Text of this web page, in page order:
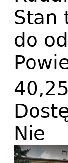
Stan
do
Nie